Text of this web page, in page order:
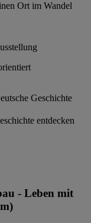
Ort im Wandel
entdecken
- Leben mit